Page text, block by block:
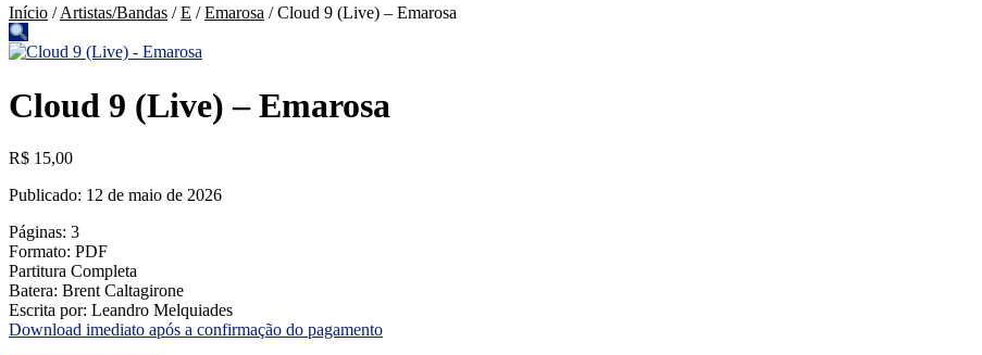
Início /Artistas/Bandas /E /Emarosa /Cloud 9 (Live) – Emarosa
Cloud 9 (Live) – Emarosa
R$ 15,00
Publicado: 12 de maio de 2026
Páginas: 3
Formato: PDF
Partitura Completa
Batera: Brent Caltagirone
Escrita por: Leandro Melquiades
Download imediato após a confirmação do pagamento